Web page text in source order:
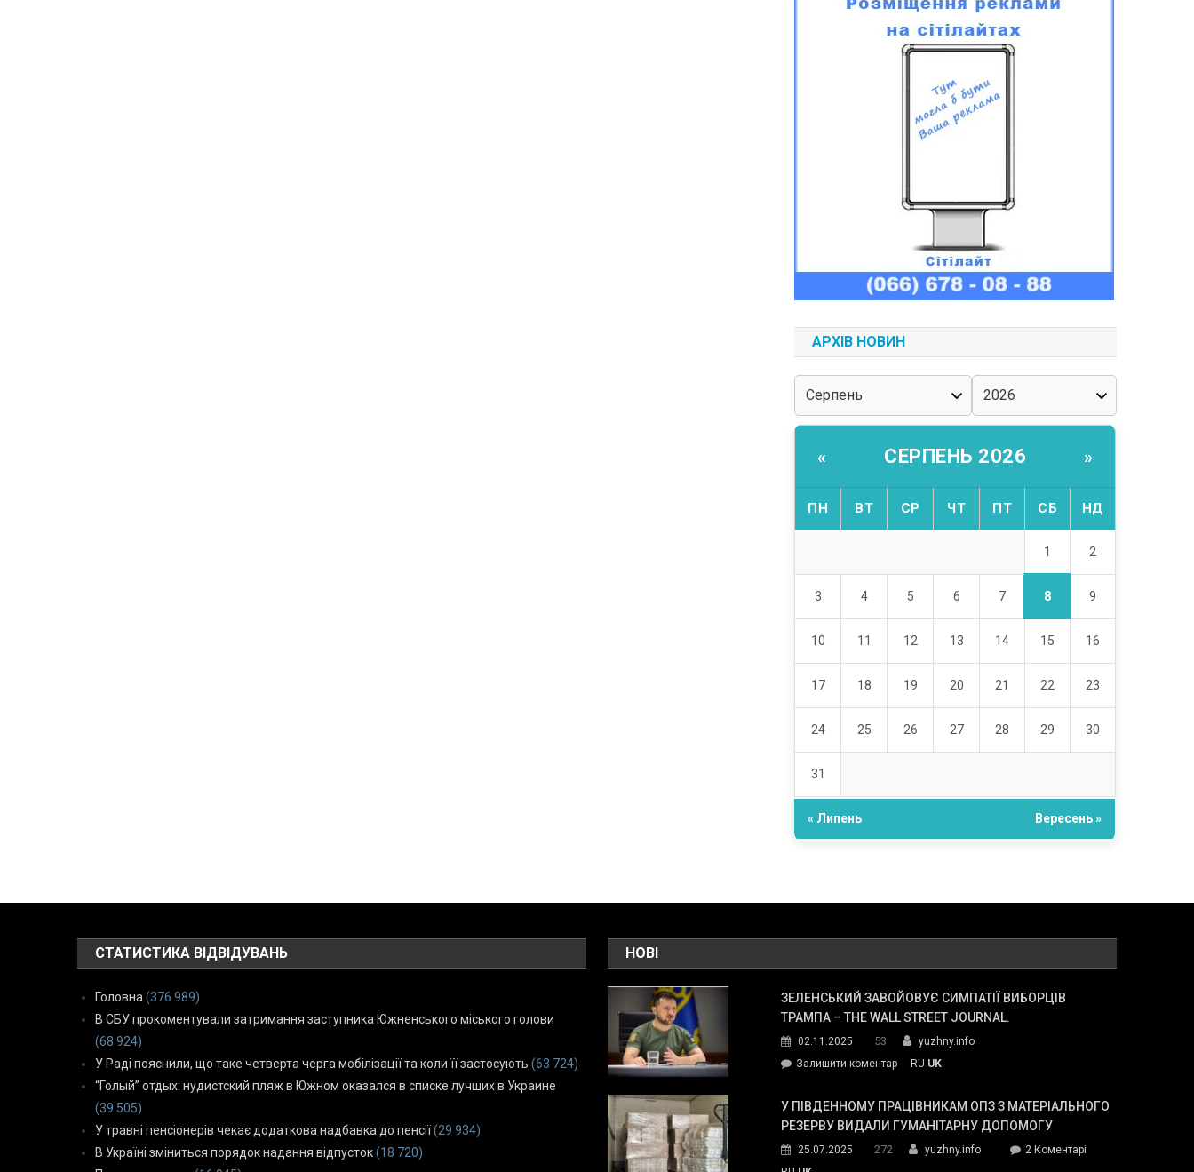
АРХІВ НОВИН
« СЕРПЕНЬ 2026 »
ПН ВТ СР ЧТ ПТ СБ НД
1 2
3 4 5 6 7 8 9
10 11 12 13 14 15 16
17 18 19 20 21 22 23
24 25 26 27 28 29 30
31
« Липень Вересень »
СТАТИСТИКА ВІДВІДУВАНЬ
Головна (376 989)
В СБУ прокоментували затримання заступника Южненського міського голови
(68 924)
У Раді пояснили, що таке четверта черга мобілізації та коли її застосують (63 724)
“Голый” отдых: нудистский пляж в Южном оказался в списке лучших в Украине
(39 505)
У травні пенсіонерів чекає додаткова надбавка до пенсії (29 934)
В Україні зміниться порядок надання відпусток (18 720)
НОВІ
ЗЕЛЕНСЬКИЙ ЗАВОЙОВУЄ СИМПАТІЇ ВИБОРЦІВ
ТРАМПА – THE WALL STREET JOURNAL.
02.11.2025 53
yuzhny.info
Залишити коментарon
завойовує
симпатії
Трампа
RU UK
У ПІВДЕННОМУ ПРАЦІВНИКАМ ОПЗ З МАТЕРІАЛЬНОГО
РЕЗЕРВУ ВИДАЛИ ГУМАНІТАРНУ ДОПОМОГУ
25.07.2025 272 yuzhny.info 2 Коментарідо